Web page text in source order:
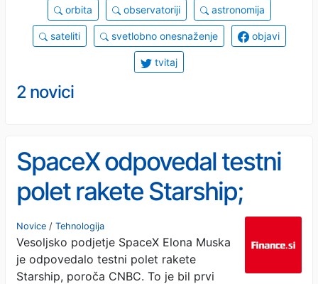
orbita observatoriji astronomija
sateliti svetlobno onesnaženje objavi
tvitaj
2 novici
SpaceX odpovedal testni
polet rakete Starship;
delnice v predtrgovanju
izgubile 3,6 odstotka
Novice / Tehnologija
Vesoljsko podjetje SpaceX Elona Muska
je odpovedalo testni polet rakete
Starship, poroča CNBC. To je bil prvi